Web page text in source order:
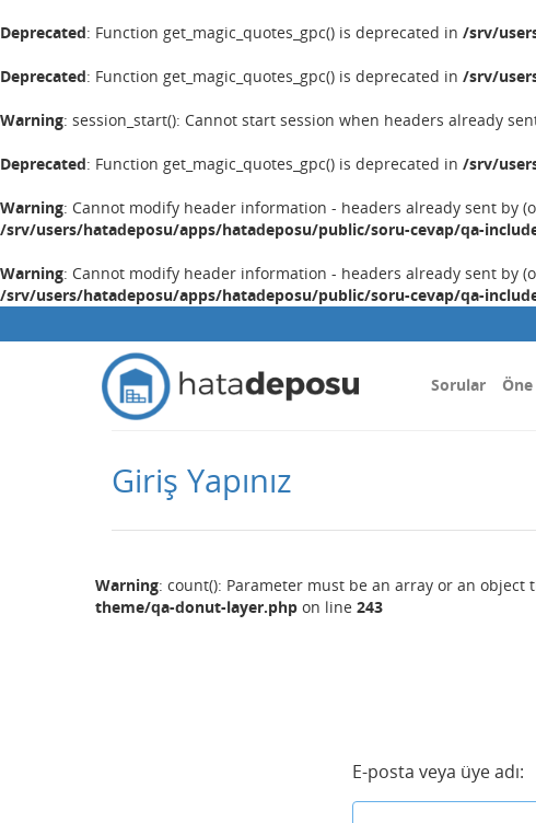
Deprecated: Function get_magic_quotes_gpc() is deprecated in /srv/
Deprecated: Function get_magic_quotes_gpc() is deprecated in /srv/
Warning: session_start(): Cannot start session when headers already
Deprecated: Function get_magic_quotes_gpc() is deprecated in /srv/
Warning: Cannot modify header information - headers already sent
/srv/users/hatadeposu/apps/hatadeposu/public/soru-cevap/qa-
Warning: Cannot modify header information - headers already sent
/srv/users/hatadeposu/apps/hatadeposu/public/soru-cevap/qa-
Sorular Öne
Giriş Yapınız
Warning: count(): Parameter must be an array or an
theme/qa-donut-layer.php on line 243
E-posta veya üye adı: